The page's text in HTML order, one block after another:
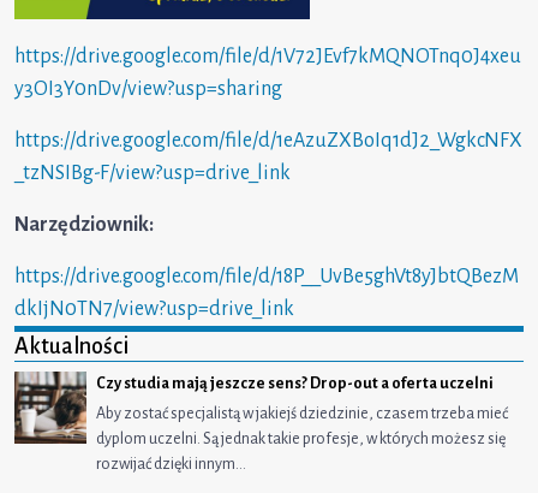
https://drive.google.com/file/d/1V72JEvf7kMQNOTnq0J4xeu
y3OI3Y0nDv/view?usp=sharing
https://drive.google.com/file/d/1eAzuZXBoIq1dJ2_WgkcNFX
_tzNSIBg-F/view?usp=drive_link
Narzędziownik:
https://drive.google.com/file/d/18P__UvBe5ghVt8yJbtQBezM
dkIjN0TN7/view?usp=drive_link
Aktualności
Czy studia mają jeszcze sens? Drop-out a oferta uczelni
Aby zostać specjalistą w jakiejś dziedzinie, czasem trzeba mieć
dyplom uczelni. Są jednak takie profesje, w których możesz się
rozwijać dzięki innym…